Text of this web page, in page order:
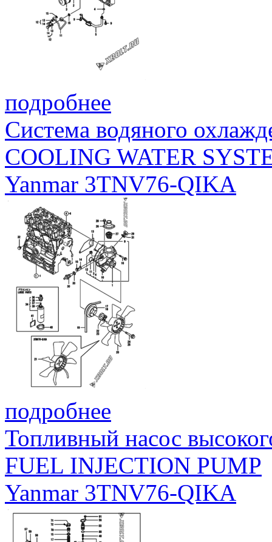
подробнее
Система водяного
COOLING WATER
Yanmar 3TNV76-QIKA
подробнее
Топливный насос
FUEL INJECTION PUMP
Yanmar 3TNV76-QIKA